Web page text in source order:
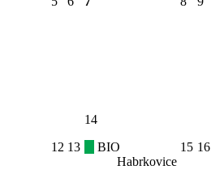
12 13
14
BIO
Habrkovice
15 16